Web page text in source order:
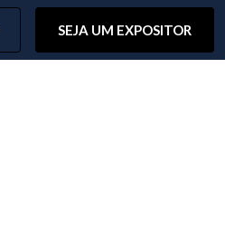
SEJA UM EXPOSITOR